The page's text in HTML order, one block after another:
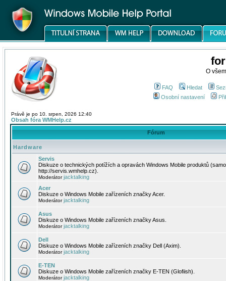
O
FAQ Hledat
Osobní nastavení
Právě je po 10. srpen, 2026 12:40
Obsah fóra WMHelp.cz
Fórum
Hardware
Servis
Diskuze o technických potížích a opravách Windows Mobile produktů
http://servis.wmhelp.cz).
Moderátorjacktalking
Acer
Diskuze o Windows Mobile zařízeních značky Acer.
Moderátorjacktalking
Asus
Diskuze o Windows Mobile zařízeních značky Asus.
Moderátorjacktalking
Dell
Diskuze o Windows Mobile zařízeních značky Dell (Axim).
Moderátorjacktalking
E-TEN
Diskuze o Windows Mobile zařízeních značky E-TEN (Glofiish).
Moderátorjacktalking